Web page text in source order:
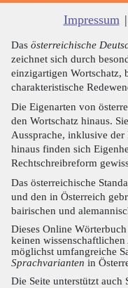
Impressum |
Das österreichische
zeichnet sich durch
einzigartigen Wortschatz,
charakteristische
Die Eigenarten von
den Wortschatz hinaus.
Aussprache, inklusive
hinaus finden sich
Rechtschreibreform
Das österreichische
und den in Österreich
bairischen und
Dieses Online
keinen
möglichst umfangreiche
Sprachvarianten in
Die Seite unterstützt auch